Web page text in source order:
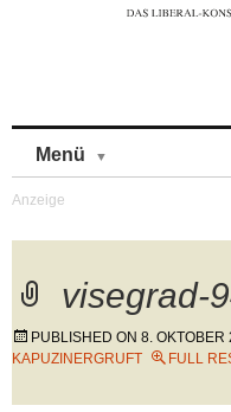
Menü
visegrad-
PUBLISHED ON 8. OKTOBER
KAPUZINERGRUFT
FULL